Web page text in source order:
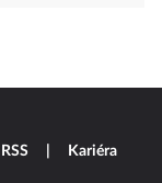
RSS Kariéra